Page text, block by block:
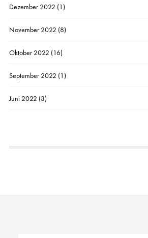
Dezember 2022 (1)
November 2022 (8)
Oktober 2022 (16)
September 2022 (1)
Juni 2022 (3)